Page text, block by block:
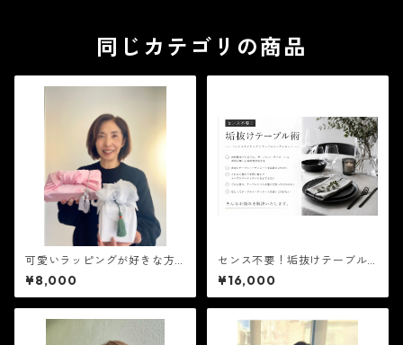
同じカテゴリの商品
可愛いラッピングが好きな方
へ♥ 韓国ポジャギアートレッ
スン8月22日（土） 10時から
¥8,000
センス不要！垢抜けテーブル
術
¥16,000